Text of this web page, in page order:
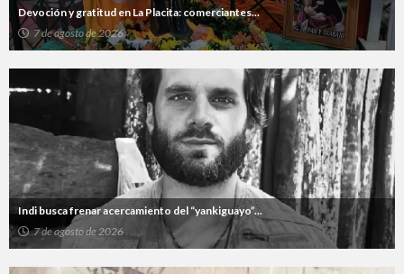
Devoción y gratitud en La Placita: comerciantes...
7 de agosto de 2026
Indi busca frenar acercamiento del “yankiguayo”...
7 de agosto de 2026